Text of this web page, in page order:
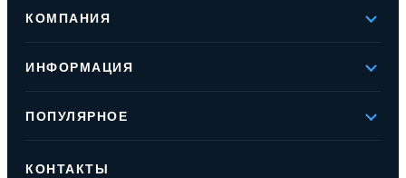
КОМПАНИЯ
Реквизиты
Контакты
ИНФОРМАЦИЯ
Доставка и оплата
ПОПУЛЯРНОЕ
Контейнеры для отходов
КОНТАКТЫ